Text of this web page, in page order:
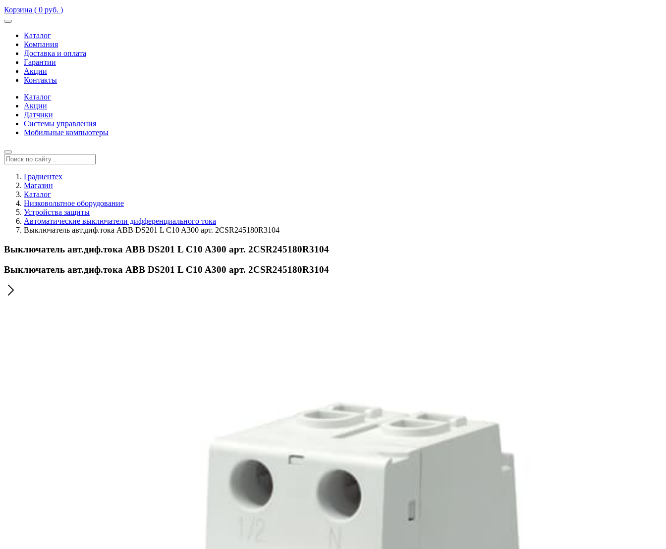
Корзина ( 0 руб. )
Каталог
Компания
Доставка и оплата
Гарантии
Акции
Контакты
Каталог
Акции
Датчики
Системы управления
Мобильные компьютеры
Градиентех
Магазин
Каталог
Низковольтное оборудование
Устройства защиты
Автоматические выключатели дифференциального тока
Выключатель авт.диф.тока ABB DS201 L C10 A300 арт. 2CSR245180R3104
Выключатель авт.диф.тока ABB DS201 L C10 A300 арт. 2CSR245180R3104
Выключатель авт.диф.тока ABB DS201 L C10 A300 арт. 2CSR245180R3104